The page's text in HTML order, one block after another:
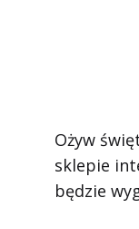
Ożyw
sklepie
będzie